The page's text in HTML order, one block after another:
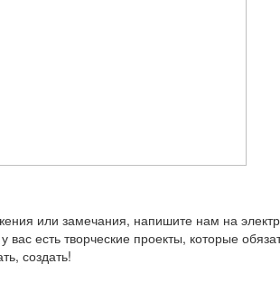
или замечания, напишите нам на
есть творческие проекты, которые
создать!